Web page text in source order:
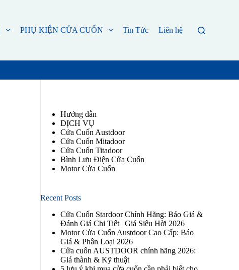
PHỤ KIỆN CỬA CUỐN Tin Tức Liên hệ
Hướng dẫn
DỊCH VỤ
Cửa Cuốn Austdoor
Cửa Cuốn Mitadoor
Cửa Cuốn Titadoor
Bình Lưu Điện Cửa Cuốn
Motor Cửa Cuốn
Recent Posts
Cửa Cuốn Stardoor Chính Hãng: Báo Giá &
Đánh Giá Chi Tiết | Giá Siêu Hời 2026
Motor Cửa Cuốn Austdoor Cao Cấp: Báo
Giá & Phân Loại 2026
Cửa cuốn AUSTDOOR chính hãng 2026:
Giá thành & Kỹ thuật